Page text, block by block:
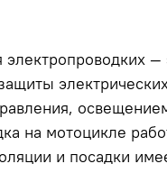
на мотоцикле
и посадки